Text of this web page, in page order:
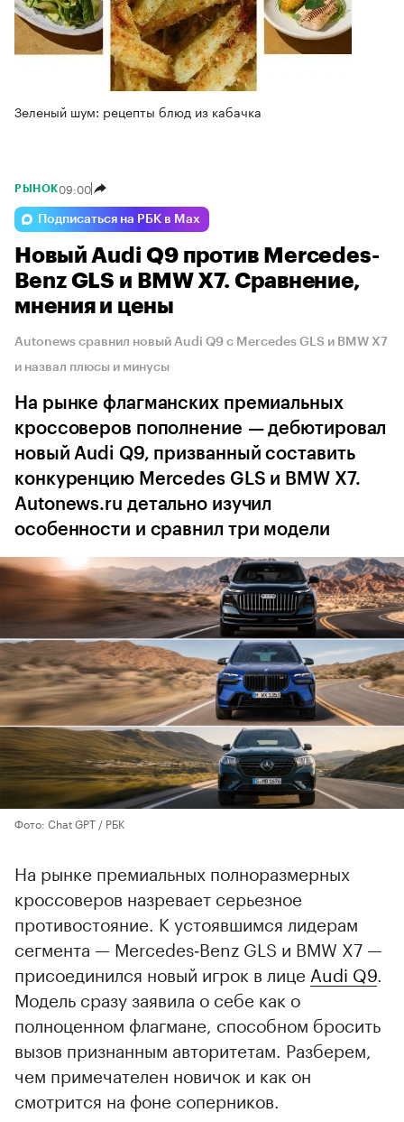
Зеленый шум: рецепты блюд из кабачка
РЫНОК09:00
Подписаться на РБК в Max
Новый Audi Q9 против Mercedes-
Benz GLS и BMW X7. Сравнение,
мнения и цены
Autonews сравнил новый Audi Q9 с Mercedes GLS и BMW X7
и назвал плюсы и минусы
На рынке флагманских премиальных
кроссоверов пополнение — дебютировал
новый Audi Q9, призванный составить
конкуренцию Mercedes GLS и BMW X7.
Autonews.ru детально изучил
особенности и сравнил три модели
Фото: Chat GPT / РБК
На рынке премиальных полноразмерных
кроссоверов назревает серьезное
противостояние. К устоявшимся лидерам
сегмента — Mercedes‑Benz GLS и BMW X7 —
присоединился новый игрок в лице Audi Q9.
Модель сразу заявила о себе как о
полноценном флагмане, способном бросить
вызов признанным авторитетам. Разберем,
чем примечателен новичок и как он
смотрится на фоне соперников.